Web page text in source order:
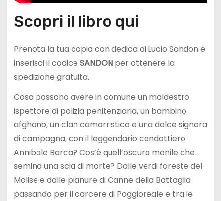
Scopri il libro qui
Prenota la tua copia con dedica di Lucio Sandon e
inserisci il codice SANDON per ottenere la
spedizione gratuita.
Cosa possono avere in comune un maldestro
ispettore di polizia penitenziaria, un bambino
afghano, un clan camorristico e una dolce signora
di campagna, con il leggendario condottiero
Annibale Barca? Cos’è quell’oscuro monile che
semina una scia di morte? Dalle verdi foreste del
Molise e dalle pianure di Canne della Battaglia
passando per il carcere di Poggioreale e tra le